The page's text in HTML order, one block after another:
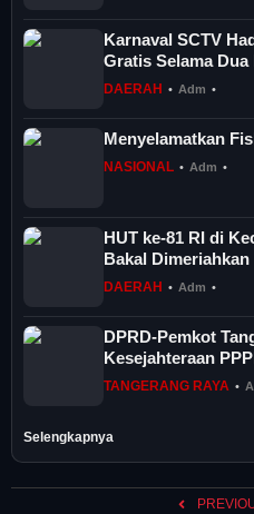
Karnaval SCTV
Gratis Selama Dua
DAERAH • Adm •
Menyelamatkan
NASIONAL • Adm •
HUT ke-81 RI di
Bakal
DAERAH • Adm •
DPRD-Pemkot
Kesejahteraan
TANGERANG RAYA •
Selengkapnya